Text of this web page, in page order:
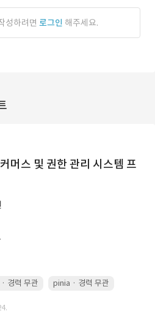
성하려면 로그인 해주세요.
머스 및 권한 관리 시스템 프
경력 무관 pinia · 경력 무관